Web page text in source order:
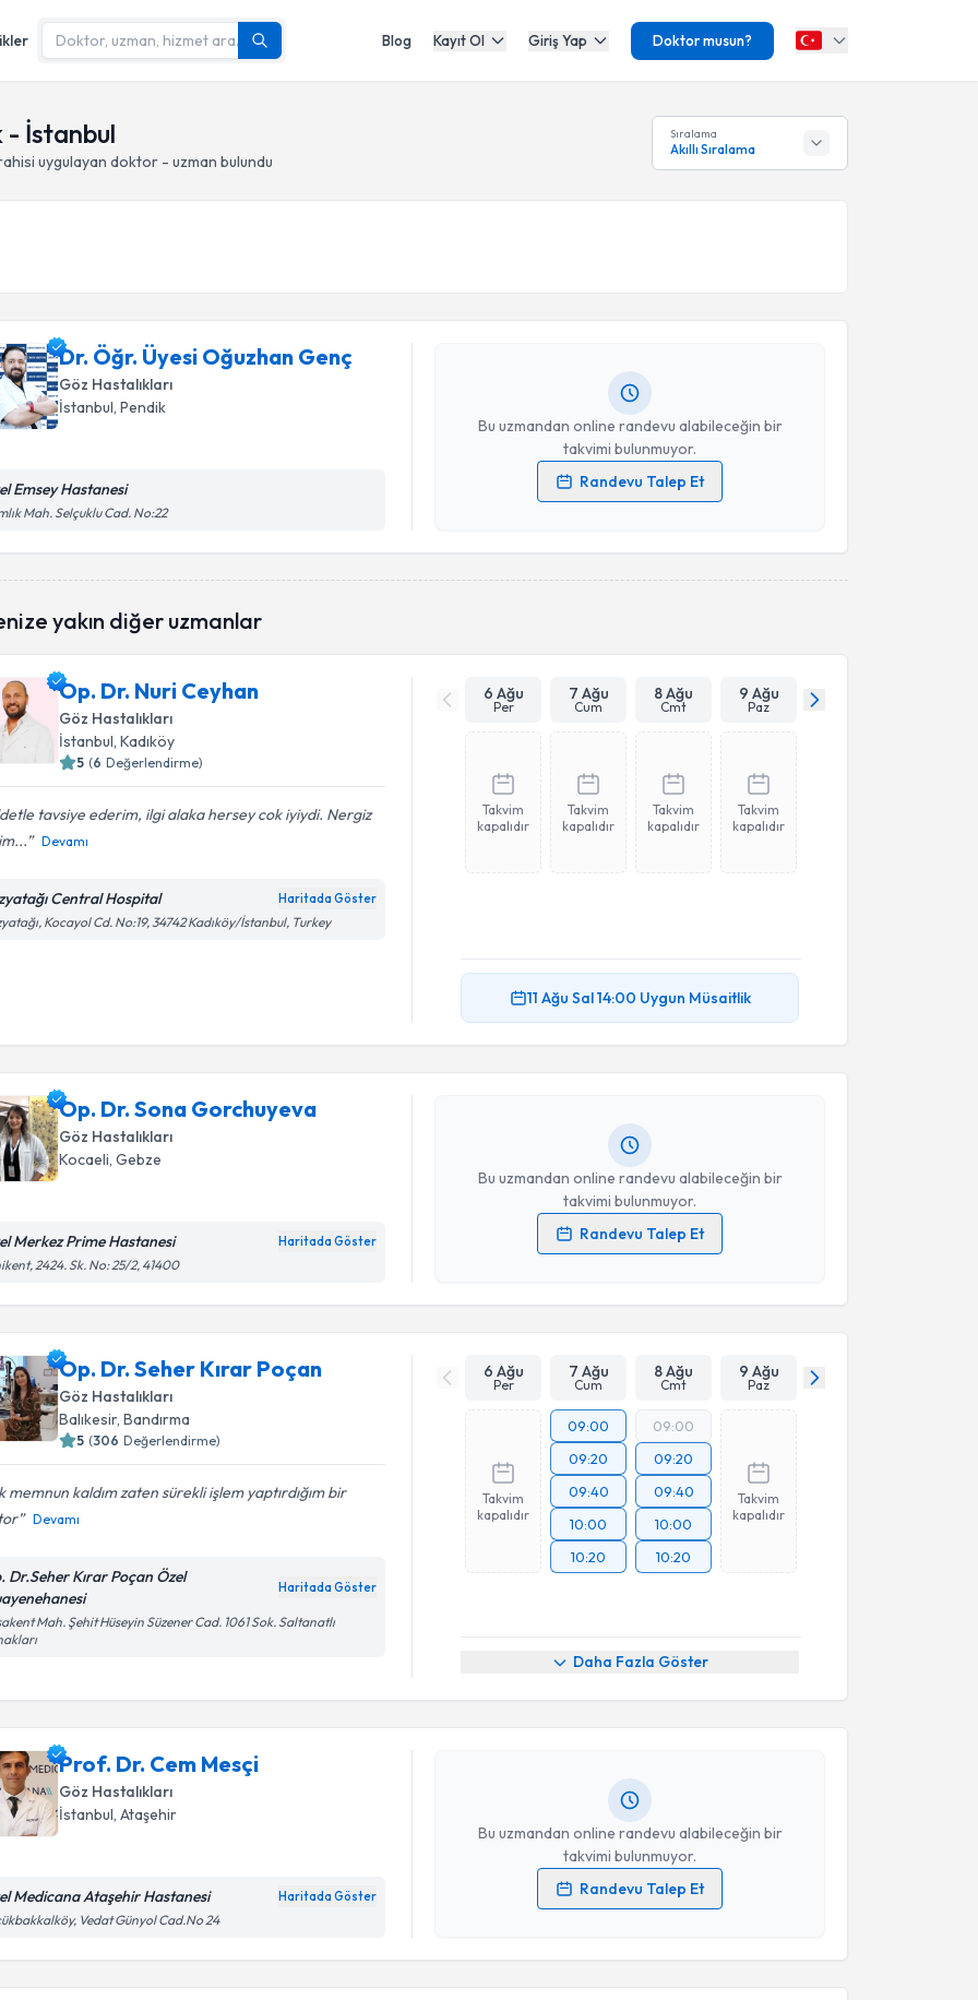
Blog Kayıt Ol Giriş Yap Doktor musun?
- İstanbul
uygulayan doktor - uzman bulundu
Sıralama
Akıllı Sıralama
Dr. Öğr. Üyesi Oğuzhan Genç
Göz Hastalıkları
İstanbul, Pendik
Emsey Hastanesi
Mah. Selçuklu Cad. No:22
Bu uzmandan online randevu alabileceğin bir
takvimi bulunmuyor.
Randevu Talep Et
Kişisel verilerimin işlenmesine ilişkinAydınlatma Metni
işlenmesini kabul ediyorum.
yakın diğer uzmanlar
Op. Dr. Nuri Ceyhan
Göz Hastalıkları
İstanbul, Kadıköy
5 (6 Değerlendirme)
tavsiye ederim, ilgi alaka hersey cok iyiydi. Nergiz
Devamı
Central Hospital Haritada Göster
Kocayol Cd. No:19, 34742 Kadıköy/İstanbul, Turkey
6 Ağu
Per
7 Ağu
Cum
8 Ağu
Cmt
9 Ağu
Paz
Takvim
kapalıdır
Takvim
kapalıdır
Takvim
kapalıdır
Takvim
kapalıdır
11 Ağu Sal14:00 Uygun Müsaitlik
Op. Dr. Sona Gorchuyeva
Göz Hastalıkları
Kocaeli, Gebze
Merkez Prime Hastanesi Haritada Göster
2424. Sk. No: 25/2, 41400
Bu uzmandan online randevu alabileceğin bir
takvimi bulunmuyor.
Randevu Talep Et
Randevu Takvimi Talebi
Kişisel verilerimin işlenmesine ilişkinAydınlatma Metni
işlenmesini kabul ediyorum.
Takvim Talebini Gönder
Op. Dr. Seher Kırar Poçan
Göz Hastalıkları
Balıkesir, Bandırma
5 (306 Değerlendirme)
memnun kaldım zaten sürekli işlem yaptırdığım bir
Devamı
Dr.Seher Kırar Poçan Özel
Haritada Göster
Mah. Şehit Hüseyin Süzener Cad. 1061 Sok. Saltanatlı
6 Ağu
Per
7 Ağu
Cum
8 Ağu
Cmt
9 Ağu
Paz
Takvim
kapalıdır
09:00
09:20
09:40
10:00
10:20
09:00
09:20
09:40
10:00
10:20
Takvim
kapalıdır
Daha Fazla Göster
Prof. Dr. Cem Mesçi
Göz Hastalıkları
İstanbul , Ataşehir
Medicana Ataşehir Hastanesi Haritada Göster
Vedat Günyol Cad.No 24
Bu uzmandan online randevu alabileceğin bir
takvimi bulunmuyor.
Randevu Talep Et
Randevu Takvimi Talebi
Kişisel verilerimin işlenmesine ilişkinAydınlatma Metni